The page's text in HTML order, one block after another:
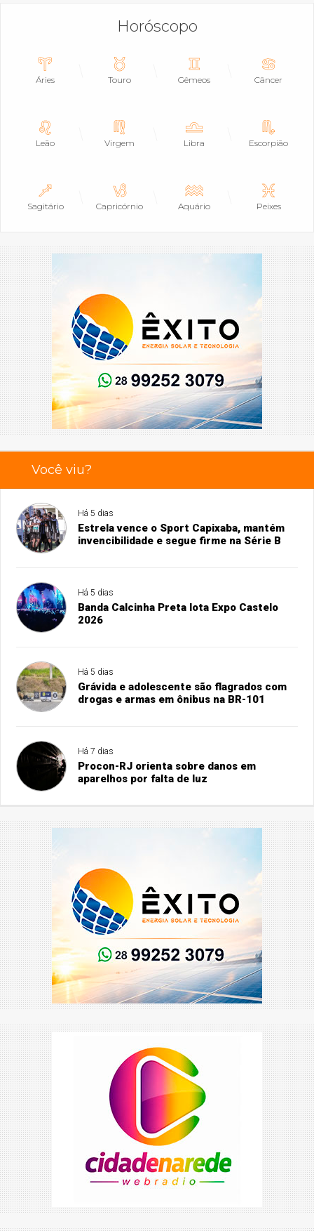
Horóscopo
Áries Touro Gêmeos Câncer
Leão Virgem Libra Escorpião
Sagitário Capricórnio Aquário Peixes
Você viu?
Há 5 dias
Estrela vence o Sport Capixaba, mantém
invencibilidade e segue firme na Série B
Há 5 dias
Banda Calcinha Preta lota Expo Castelo
2026
Há 5 dias
Grávida e adolescente são flagrados com
drogas e armas em ônibus na BR-101
Há 7 dias
Procon-RJ orienta sobre danos em
aparelhos por falta de luz